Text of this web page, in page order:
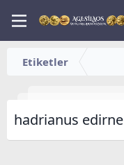
Etiketler
hadrianus edirne